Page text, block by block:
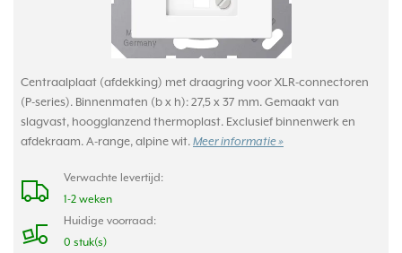
Centraalplaat (afdekking) met draagring voor XLR-connectoren
(P-series). Binnenmaten (b x h): 27,5 x 37 mm. Gemaakt van
slagvast, hoogglanzend thermoplast. Exclusief binnenwerk en
afdekraam. A-range, alpine wit. Meer informatie »
Verwachte levertijd:
1-2 weken
Huidige voorraad:
0 stuk(s)